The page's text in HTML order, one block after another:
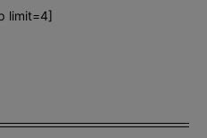
limit=4]